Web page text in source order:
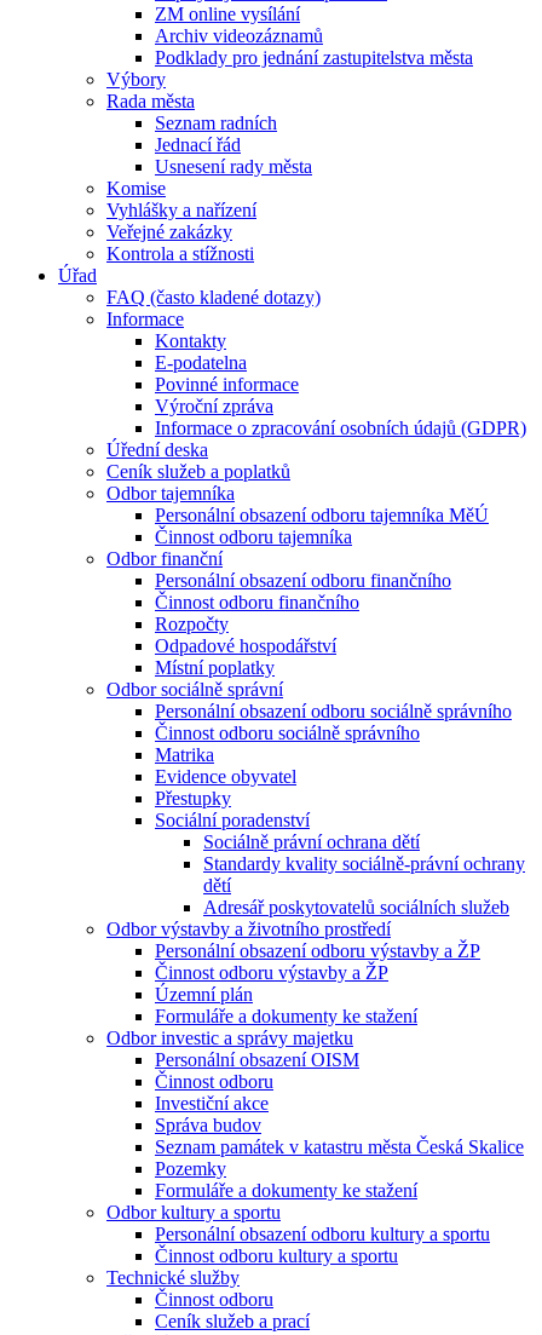
ZM online vysílání
Archiv videozáznamů
Podklady pro jednání zastupitelstva města
Výbory
Rada města
Seznam radních
Jednací řád
Usnesení rady města
Komise
Vyhlášky a nařízení
Veřejné zakázky
Kontrola a stížnosti
Úřad
FAQ (často kladené dotazy)
Informace
Kontakty
E-podatelna
Povinné informace
Výroční zpráva
Informace o zpracování osobních údajů (GDPR)
Úřední deska
Ceník služeb a poplatků
Odbor tajemníka
Personální obsazení odboru tajemníka MěÚ
Činnost odboru tajemníka
Odbor finanční
Personální obsazení odboru finančního
Činnost odboru finančního
Rozpočty
Odpadové hospodářství
Místní poplatky
Odbor sociálně správní
Personální obsazení odboru sociálně správního
Činnost odboru sociálně správního
Matrika
Evidence obyvatel
Přestupky
Sociální poradenství
Sociálně právní ochrana dětí
Standardy kvality sociálně-právní ochrany
dětí
Adresář poskytovatelů sociálních služeb
Odbor výstavby a životního prostředí
Personální obsazení odboru výstavby a ŽP
Činnost odboru výstavby a ŽP
Územní plán
Formuláře a dokumenty ke stažení
Odbor investic a správy majetku
Personální obsazení OISM
Činnost odboru
Investiční akce
Správa budov
Seznam památek v katastru města Česká Skalice
Pozemky
Formuláře a dokumenty ke stažení
Odbor kultury a sportu
Personální obsazení odboru kultury a sportu
Činnost odboru kultury a sportu
Technické služby
Činnost odboru
Ceník služeb a prací